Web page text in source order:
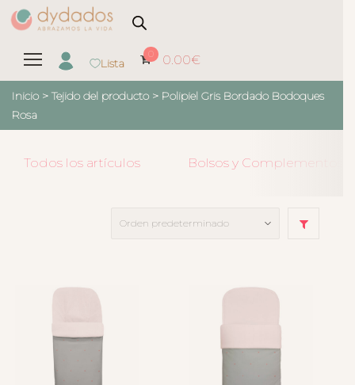
Lista
0 0.00€
Inicio > Tejido del producto > Polipiel Gris Bordado Bodoques
Rosa
Todos los artículos Bolsos y Complementos